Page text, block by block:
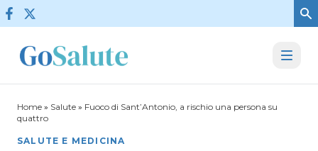
Vai al contenuto
Home » Salute » Fuoco di Sant’Antonio, a rischio una persona su
quattro
SALUTE E MEDICINA